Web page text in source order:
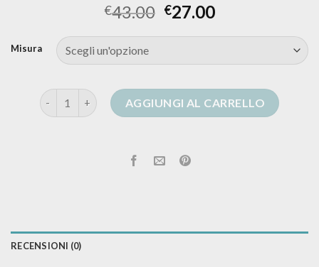
€43.00 €27.00
Misura
cardigan bottoni quantitàAGGIUNGI AL CARRELLO
RECENSIONI (0)